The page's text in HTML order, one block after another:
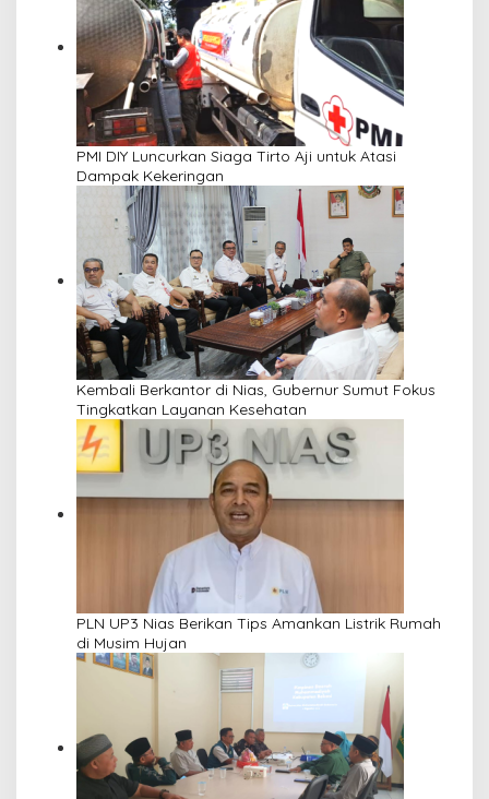
PMI DIY Luncurkan Siaga Tirto Aji untuk Atasi
Dampak Kekeringan
Kembali Berkantor di Nias, Gubernur Sumut Fokus
Tingkatkan Layanan Kesehatan
PLN UP3 Nias Berikan Tips Amankan Listrik Rumah
di Musim Hujan